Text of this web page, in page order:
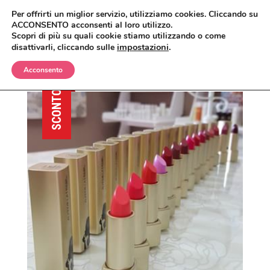
BIMBI
OLII E CREME
SHAMPO E BAGNETTO
SPAZZOLE E SPUGNE
CORPO
BAGNO E DOCCIA
CREME, LOZIONI E GEL
DEODORANTI
INTIMO
ANTIETÀ
DETERGENTI, TONICI E MASCHERE
CREME E SIERI
IGIENE ORALE
MAKEUP
CIPRIE, BLUSH, BRONZER
CORRETTORI
FONDOTINTA
CAPELLI
BALSAMI
ERBE COSMETICHE
DOCCIA E SHAMPO
SCONTO
Per offrirti un miglior servizio, utilizziamo cookies. Cliccando su
ACCONSENTO acconsenti al loro utilizzo.
Scopri di più su quali cookie stiamo utilizzando o come
disattivarli, cliccando sulle impostazioni.
Acconsento